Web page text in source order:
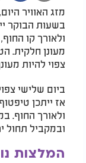
מזג האוויר
בשעות הבוקר
ולאורך קו
מעונן חלקית.
צפוי להיות
ביום שלישי
אז ייתכן
ולאורך החוף.
ובמקביל תחול
המלצות